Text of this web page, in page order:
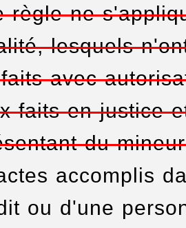
règle ne
lesquels
avec
faits en justice
du
accomplis
ou d'une